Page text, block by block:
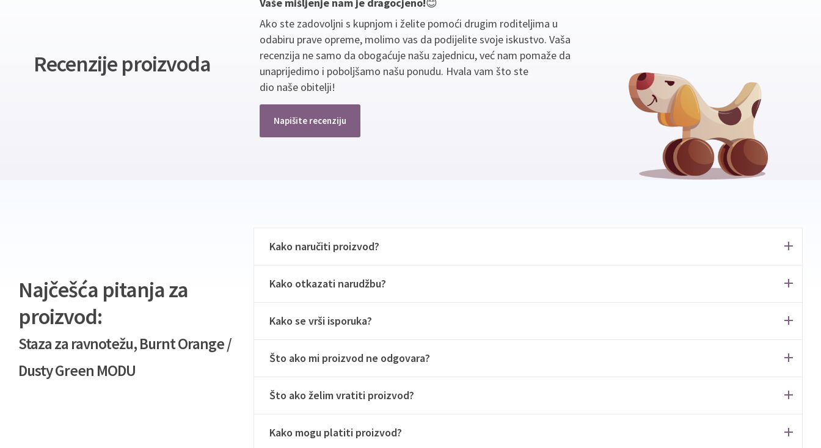
Recenzije proizvoda
Ako ste zadovoljni s kupnjom i želite pomoći drugim roditeljima u
odabiru prave opreme, molimo vas da podijelite svoje iskustvo. Vaša
recenzija ne samo da obogaćuje našu zajednicu, već nam pomaže da
unaprijedimo i poboljšamo našu ponudu. Hvala vam što ste
dio naše obitelji!
Napišite recenziju
Najčešća pitanja za
proizvod:
Staza za ravnotežu, Burnt Orange /
Dusty Green MODU
Kako naručiti proizvod?
Kako otkazati narudžbu?
Kako se vrši isporuka?
Što ako mi proizvod ne odgovara?
Što ako želim vratiti proizvod?
Kako mogu platiti proizvod?